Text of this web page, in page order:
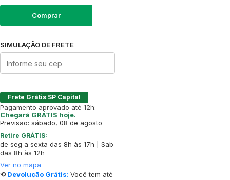
Comprar
SIMULAÇÃO DE FRETE
Frete Grátis SP Capital
Pagamento aprovado até 12h:
Chegará GRÁTIS hoje.
Previsão: sábado, 08 de agosto
Retire GRÁTIS:
de seg a sexta das 8h às 17h | Sab
das 8h às 12h
Ver no mapa
⟲ Devolução Grátis: Você tem até